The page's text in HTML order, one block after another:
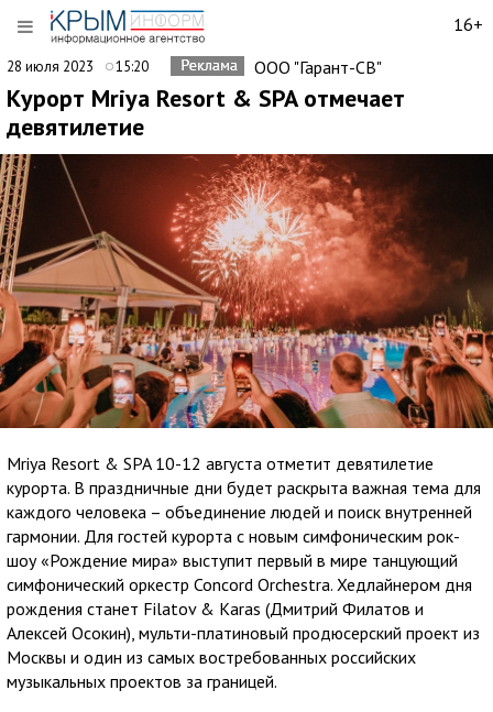
16+
28 июля 2023 15:20 ООО "Гарант-СВ"
Курорт Mriya Resort & SPA отмечает
девятилетие
Mriya Resort & SPA 10-12 августа отметит девятилетие
курорта. В праздничные дни будет раскрыта важная тема для
каждого человека – объединение людей и поиск внутренней
гармонии. Для гостей курорта с новым симфоническим рок-
шоу «Рождение мира» выступит первый в мире танцующий
симфонический оркестр Concord Orchestra. Хедлайнером дня
рождения станет Filatov & Karas (Дмитрий Филатов и
Алексей Осокин), мульти-платиновый продюсерский проект из
Москвы и один из самых востребованных российских
музыкальных проектов за границей.